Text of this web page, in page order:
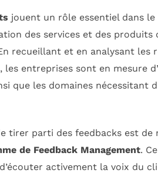
jouent un rôle essentiel dans le
des services et des
recueillant et en analysant les
les entreprises sont en mesure
que les domaines nécessitant
tirer parti des feedbacks est de
de Feedback Management. Ce
activement la voix du